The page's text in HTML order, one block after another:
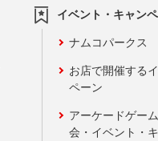
イベント・キャン
ナムコパークス
お店で開催する
ペーン
アーケードゲー
会・イベント・